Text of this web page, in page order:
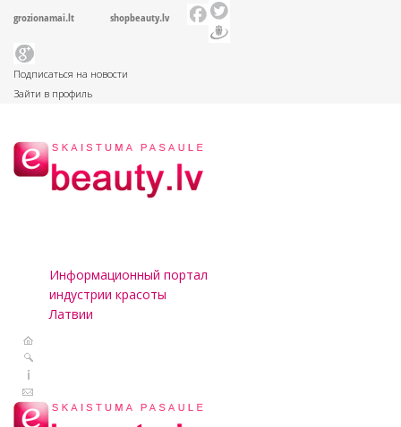
grozionamai.lt shopbeauty.lv
Подписаться на новости
Зайти в профиль
Информационный портал
индустрии красоты
Латвии